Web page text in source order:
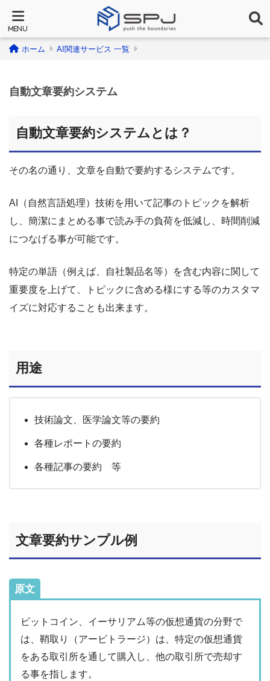
ホーム AI関連サービス 一覧
自動文章要約システム
自動文章要約システムとは？
その名の通り、文章を自動で要約するシステムです。
AI（自然言語処理）技術を用いて記事のトピックを解析
し、簡潔にまとめる事で読み手の負荷を低減し、時間削減
につなげる事が可能です。
特定の単語（例えば、自社製品名等）を含む内容に関して
重要度を上げて、トピックに含める様にする等のカスタマ
イズに対応することも出来ます。
用途
技術論文、医学論文等の要約
各種レポートの要約
各種記事の要約 等
文章要約サンプル例
原文
ビットコイン、イーサリアム等の仮想通貨の分野で
は、鞘取り（アービトラージ）は、特定の仮想通貨
をある取引所を通して購入し、他の取引所で売却す
る事を指します。